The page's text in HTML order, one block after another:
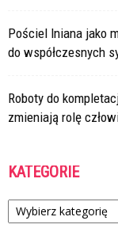
Pościel lniana jako
do współczesnych
Roboty do
zmieniają rolę
KATEGORIE
Kategorie